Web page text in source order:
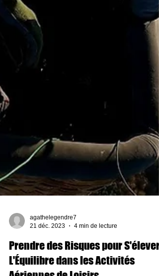
21 déc. 2023
4 min de lecture
Prendre des Risques pour S'élever :